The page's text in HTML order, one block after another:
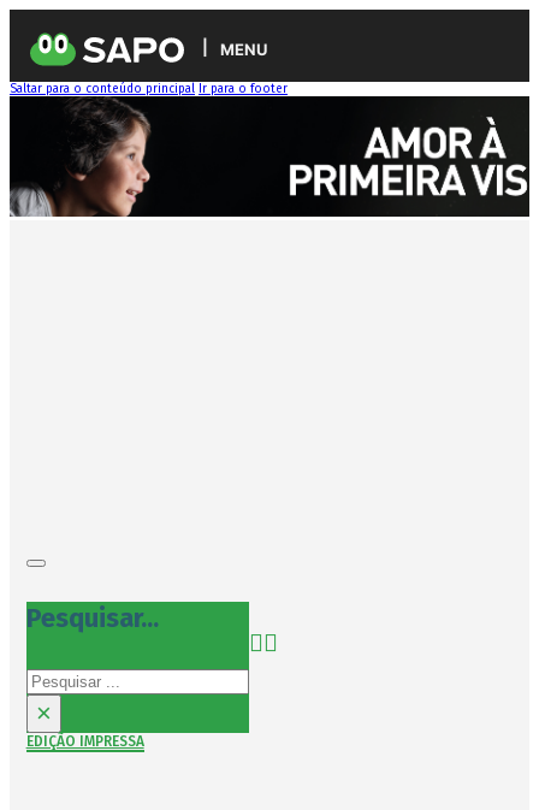
MENU
Saltar para o conteúdo principal Ir para o footer
Pesquisar...
Pesquisar
×
EDIÇÃO IMPRESSA